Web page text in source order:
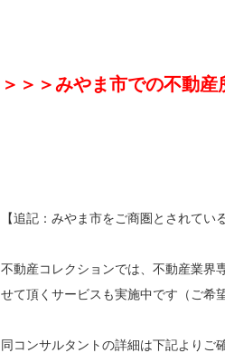
＞＞＞みやま市での不動
【追記：みやま市をご商圏とされてい
不動産コレクションでは、不動産業界
せて頂くサービスも実施中です（ご希
同コンサルタントの詳細は下記よりご